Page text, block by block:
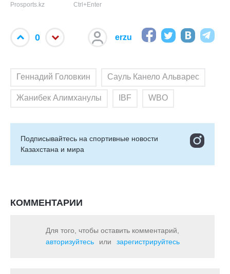
Prosports.kz
Ctrl+Enter
0 erzu
Геннадий Головкин Сауль Канело Альварес
Жанибек Алимханулы IBF WBO
Подписывайтесь на cпортивные новости
Казахстана и мира
КОММЕНТАРИИ
Для того, чтобы оставить комментарий,
авторизуйтесь
или зарегистрируйтесь